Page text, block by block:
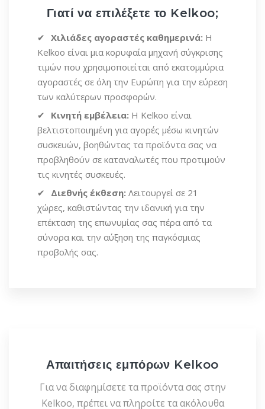
Γιατί να επιλέξετε το Kelkoo;
Χιλιάδες αγοραστές καθημερινά: Η
Kelkoo είναι μια κορυφαία μηχανή σύγκρισης
τιμών που χρησιμοποιείται από εκατομμύρια
αγοραστές σε όλη την Ευρώπη για την εύρεση
των καλύτερων προσφορών.
Κινητή εμβέλεια: Η Kelkoo είναι
βελτιστοποιημένη για αγορές μέσω κινητών
συσκευών, βοηθώντας τα προϊόντα σας να
προβληθούν σε καταναλωτές που προτιμούν
τις κινητές συσκευές.
Διεθνής έκθεση: Λειτουργεί σε 21
χώρες, καθιστώντας την ιδανική για την
επέκταση της επωνυμίας σας πέρα από τα
σύνορα και την αύξηση της παγκόσμιας
προβολής σας.
Απαιτήσεις εμπόρων Kelkoo
Για να διαφημίσετε τα προϊόντα σας στην
Kelkoo, πρέπει να πληροίτε τα ακόλουθα